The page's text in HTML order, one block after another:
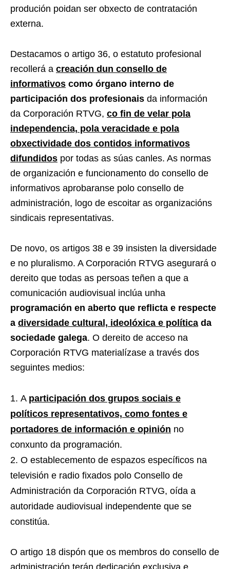
produción poidan ser obxecto de contratación
externa.
Destacamos o artigo 36, o estatuto profesional
recollerá a creación dun consello de
informativos como órgano interno de
participación dos profesionais da información
da Corporación RTVG, co fin de velar pola
independencia, pola veracidade e pola
obxectividade dos contidos informativos
difundidos por todas as súas canles. As normas
de organización e funcionamento do consello de
informativos aprobaranse polo consello de
administración, logo de escoitar as organizacións
sindicais representativas.
De novo, os artigos 38 e 39 insisten la diversidade
e no pluralismo. A Corporación RTVG asegurará o
dereito que todas as persoas teñen a que a
comunicación audiovisual inclúa unha
programación en aberto que reflicta e respecte
a diversidade cultural, ideolóxica e política da
sociedade galega. O dereito de acceso na
Corporación RTVG materialízase a través dos
seguintes medios:
A participación dos grupos sociais e
políticos representativos, como fontes e
portadores de información e opinión no
conxunto da programación.
O establecemento de espazos específicos na
televisión e radio fixados polo Consello de
Administración da Corporación RTVG, oída a
autoridade audiovisual independente que se
constitúa.
O artigo 18 dispón que os membros do consello de